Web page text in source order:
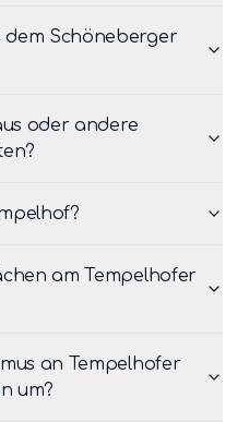
dem Schöneberger
oder andere
am Tempelhofer
an Tempelhofer
um?